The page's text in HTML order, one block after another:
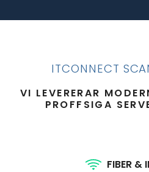
ITCONNECT
VI LEVERERAR
PROFFSIGA
FIBER &